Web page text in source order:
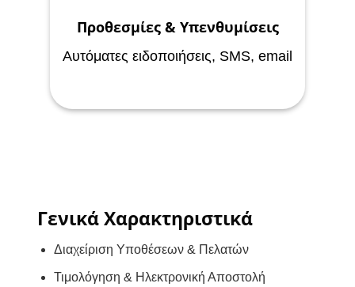
Προθεσμίες & Υπενθυμίσεις
Αυτόματες ειδοποιήσεις, SMS, email
Γενικά Χαρακτηριστικά
Διαχείριση Υποθέσεων & Πελατών
Τιμολόγηση & Ηλεκτρονική Αποστολή